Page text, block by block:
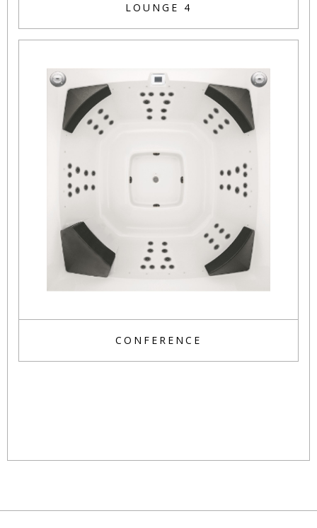
LOUNGE 4
CONFERENCE